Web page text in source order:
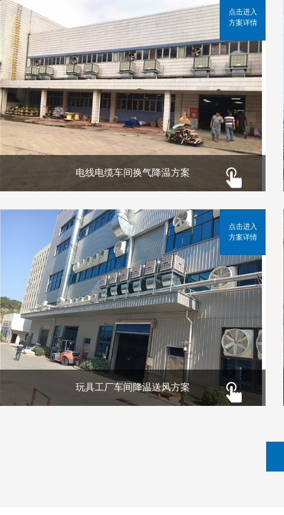
电线电缆车间换气降温方案
点击进入
方案详情
玩具工厂车间降温送风方案
点击进入
方案详情